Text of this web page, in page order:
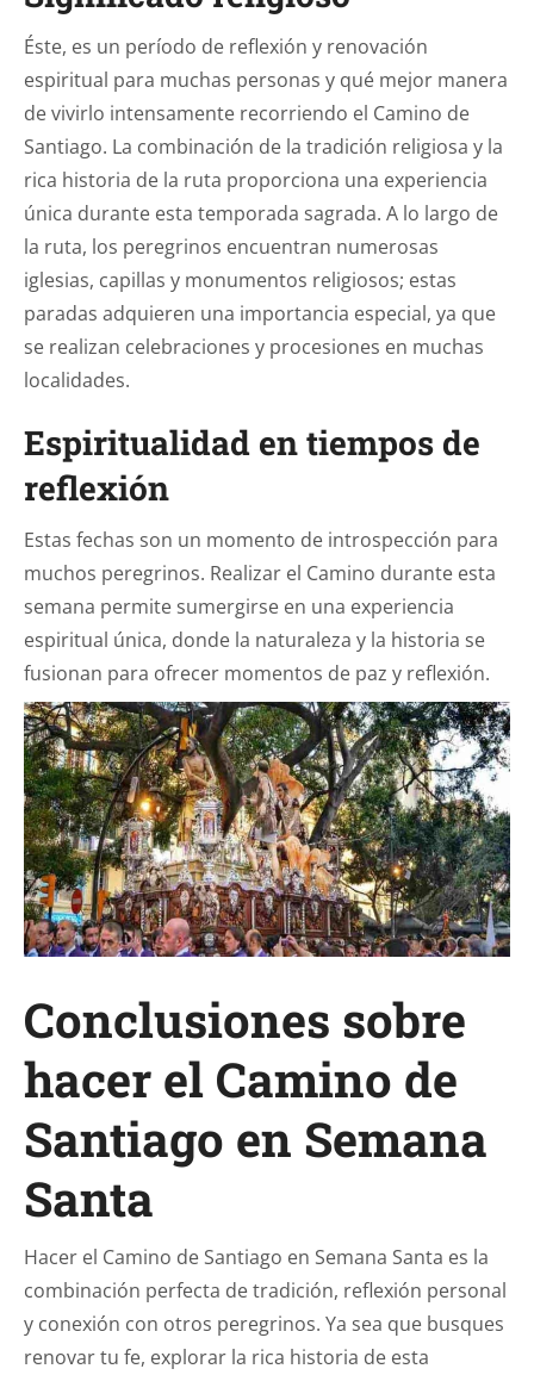
Éste, es un período de reflexión y renovación
espiritual para muchas personas y qué mejor manera
de vivirlo intensamente recorriendo el Camino de
Santiago. La combinación de la tradición religiosa y la
rica historia de la ruta proporciona una experiencia
única durante esta temporada sagrada. A lo largo de
la ruta, los peregrinos encuentran numerosas
iglesias, capillas y monumentos religiosos; estas
paradas adquieren una importancia especial, ya que
se realizan celebraciones y procesiones en muchas
localidades.
Espiritualidad en tiempos de
reflexión
Estas fechas son un momento de introspección para
muchos peregrinos. Realizar el Camino durante esta
semana permite sumergirse en una experiencia
espiritual única, donde la naturaleza y la historia se
fusionan para ofrecer momentos de paz y reflexión.
Conclusiones sobre
hacer el Camino de
Santiago en Semana
Santa
Hacer el Camino de Santiago en Semana Santa es la
combinación perfecta de tradición, reflexión personal
y conexión con otros peregrinos. Ya sea que busques
renovar tu fe, explorar la rica historia de esta